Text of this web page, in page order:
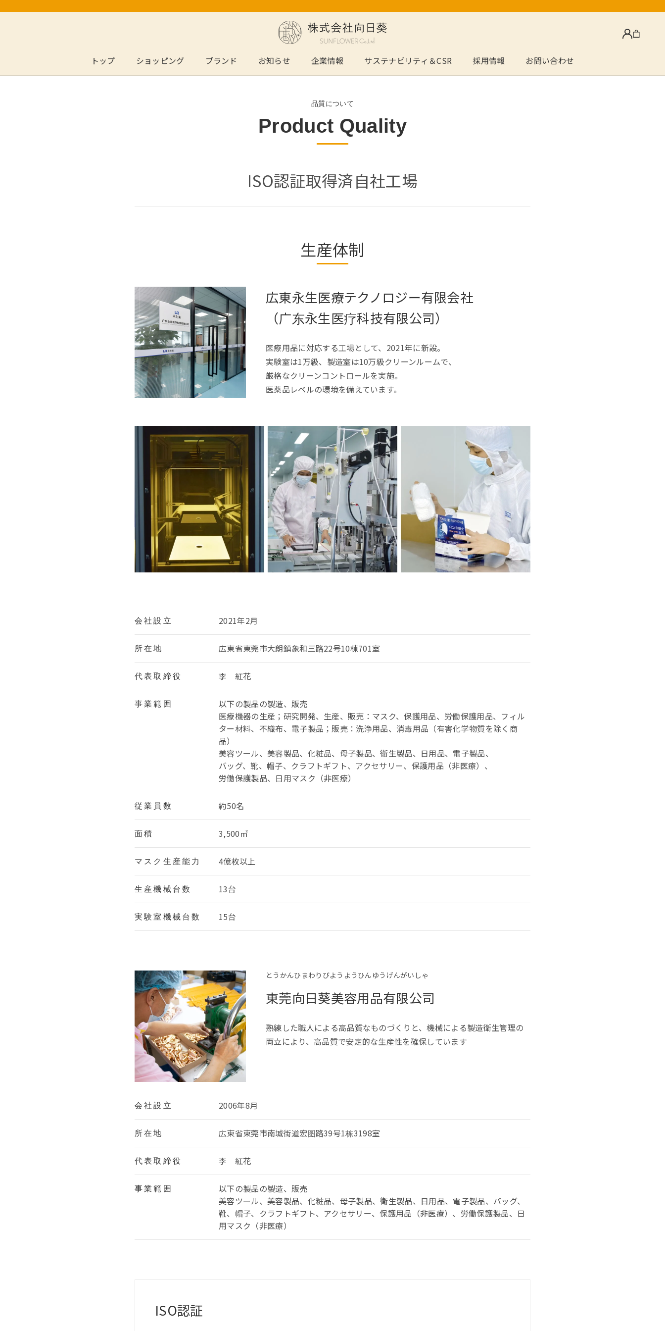
トップ ショッピング ブランド お知らせ 企業情報 サステナビリティ＆CSR 採用情報 お問い合わせ
品質について
Product Quality
ISO認証取得済自社工場
生産体制
広東永生医療テクノロジー有限会社
（广东永生医疗科技有限公司）
医療用品に対応する工場として、2021年に新設。
実験室は1万級、製造室は10万級クリーンルームで、
厳格なクリーンコントロールを実施。
医薬品レベルの環境を備えています。
会社設立 2021年2月
所在地 広東省東莞市大朗鎮象和三路22号10棟701室
代表取締役 李 紅花
事業範囲
以下の製品の製造、販売
医療機器の生産；研究開発、生産、販売：マスク、保護用品、労働保護用品、フィル
ター材料、不織布、電子製品；販売：洗浄用品、消毒用品（有害化学物質を除く商
品）
美容ツール、美容製品、化粧品、母子製品、衛生製品、日用品、電子製品、
バッグ、靴、帽子、クラフトギフト、アクセサリー、保護用品（非医療）、
労働保護製品、日用マスク（非医療）
従業員数 約50名
面積 3,500㎡
マスク生産能力 4億枚以上
生産機械台数 13台
実験室機械台数 15台
とうかんひまわりびようようひんゆうげんがいしゃ
東莞向日葵美容用品有限公司
熟練した職人による高品質なものづくりと、機械による製造衛生管理の
両立により、高品質で安定的な生産性を確保しています
会社設立 2006年8月
所在地 広東省東莞市南城街道宏图路39号1栋3198室
代表取締役 李 紅花
事業範囲
以下の製品の製造、販売
美容ツール、美容製品、化粧品、母子製品、衛生製品、日用品、電子製品、バッグ、
靴、帽子、クラフトギフト、アクセサリー、保護用品（非医療）、労働保護製品、日
用マスク（非医療）
ISO認証